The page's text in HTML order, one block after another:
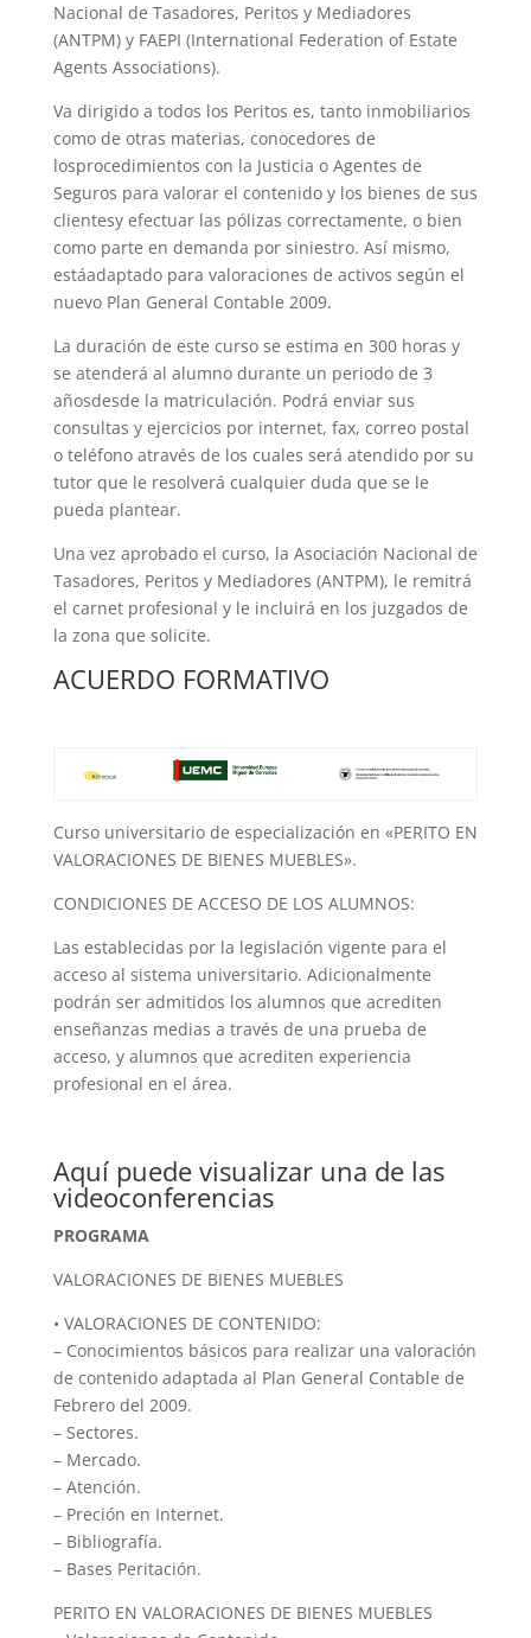
Nacional de Tasadores, Peritos y Mediadores
(ANTPM) y FAEPI (International Federation of Estate
Agents Associations).
Va dirigido a todos los Peritos es, tanto inmobiliarios
como de otras materias, conocedores de
losprocedimientos con la Justicia o Agentes de
Seguros para valorar el contenido y los bienes de sus
clientesy efectuar las pólizas correctamente, o bien
como parte en demanda por siniestro. Así mismo,
estáadaptado para valoraciones de activos según el
nuevo Plan General Contable 2009.
La duración de este curso se estima en 300 horas y
se atenderá al alumno durante un periodo de 3
añosdesde la matriculación. Podrá enviar sus
consultas y ejercicios por internet, fax, correo postal
o teléfono através de los cuales será atendido por su
tutor que le resolverá cualquier duda que se le
pueda plantear.
Una vez aprobado el curso, la Asociación Nacional de
Tasadores, Peritos y Mediadores (ANTPM), le remitrá
el carnet profesional y le incluirá en los juzgados de
la zona que solicite.
ACUERDO FORMATIVO
Curso universitario de especialización en «PERITO EN
VALORACIONES DE BIENES MUEBLES».
CONDICIONES DE ACCESO DE LOS ALUMNOS:
Las establecidas por la legislación vigente para el
acceso al sistema universitario. Adicionalmente
podrán ser admitidos los alumnos que acrediten
enseñanzas medias a través de una prueba de
acceso, y alumnos que acrediten experiencia
profesional en el área.
Aquí puede visualizar una de las
videoconferencias
PROGRAMA
VALORACIONES DE BIENES MUEBLES
• VALORACIONES DE CONTENIDO:
– Conocimientos básicos para realizar una valoración
de contenido adaptada al Plan General Contable de
Febrero del 2009.
– Sectores.
– Mercado.
– Atención.
– Preción en Internet.
– Bibliografía.
– Bases Peritación.
PERITO EN VALORACIONES DE BIENES MUEBLES